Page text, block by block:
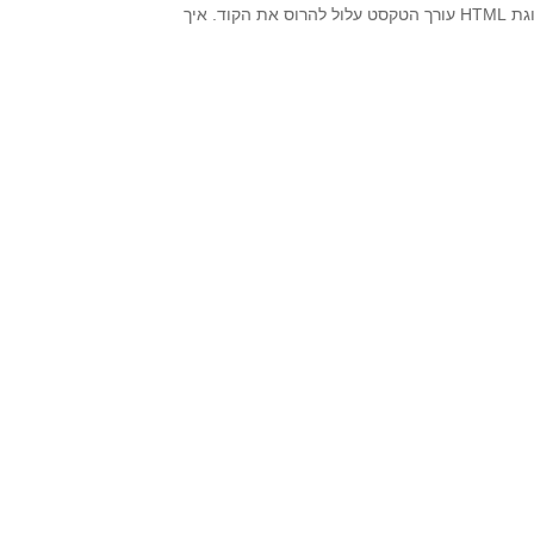
או קוד אחר).שימו לב, לעבור לתצוגת קוד/HTML לפני ההדבקה.אם לא תעברו לתצוגת HTML עורך הטקסט עלול להרוס את הקוד. איך